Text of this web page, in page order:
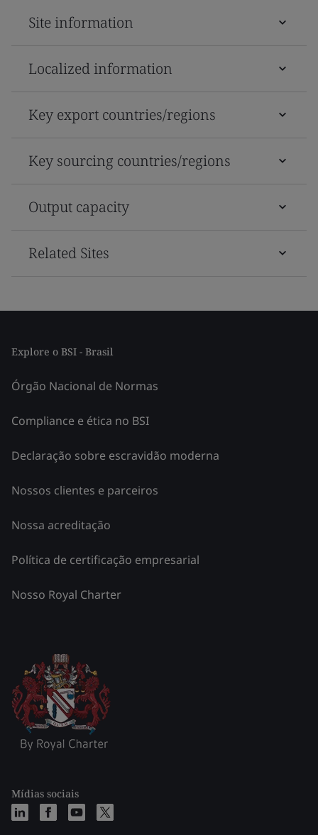
Site information
Localized information
Key export countries/regions
Key sourcing countries/regions
Output capacity
Related Sites
Explore o BSI - Brasil
Órgão Nacional de Normas
Compliance e ética no BSI
Declaração sobre escravidão moderna
Nossos clientes e parceiros
Nossa acreditação
Política de certificação empresarial
Nosso Royal Charter
Mídias sociais